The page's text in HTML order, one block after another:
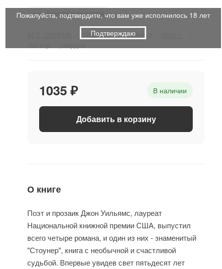
зарубежная литература
ISBN: 978-5-17-090823-3
1035 ₽ В наличии
Добавить в корзину
О книге
Поэт и прозаик Джон Уильямс, лауреат
Национальной книжной премии США, выпустил
всего четыре романа, и один из них - знаменитый
"Стоунер", книга с необычной и счастливой
судьбой. Впервые увидев свет пятьдесят лет
Пожалуйста, подтвердите, что вам уже исполнилось 18 лет
Подтверждаю